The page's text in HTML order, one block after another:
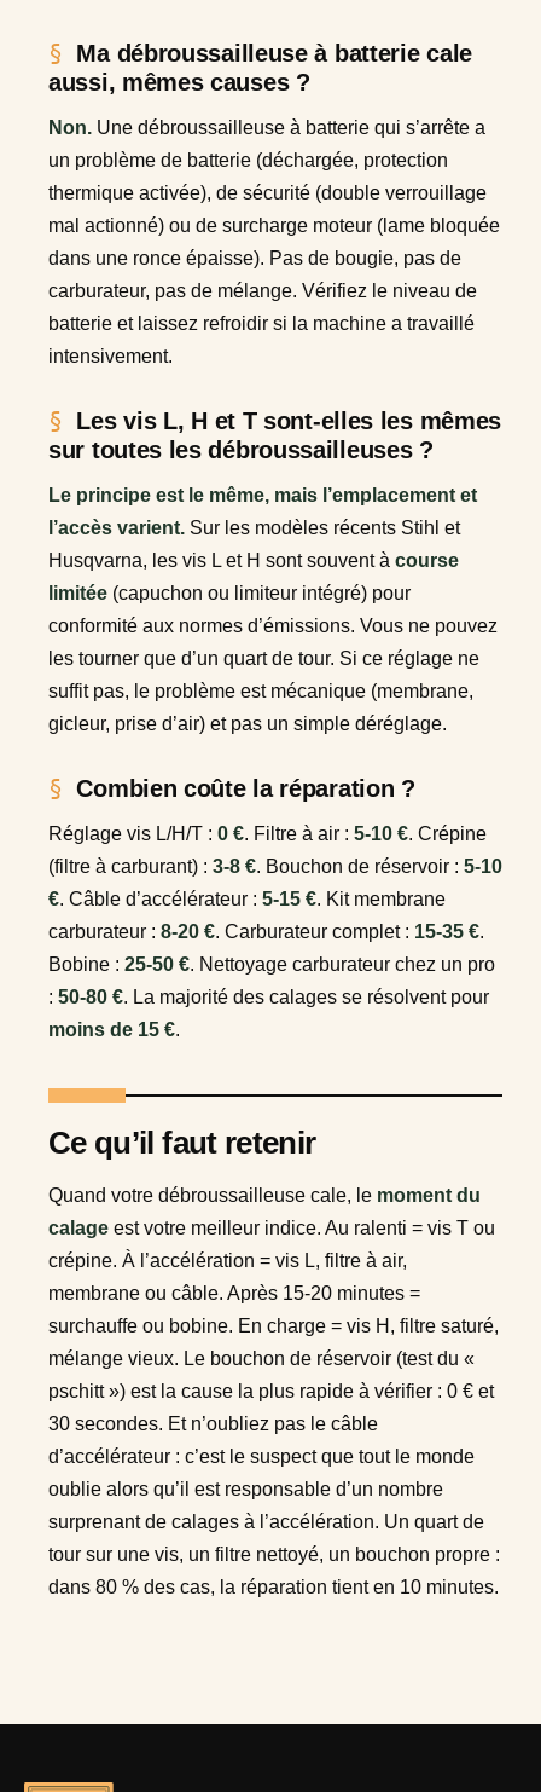
Ma débroussailleuse à batterie cale
aussi, mêmes causes ?
Non. Une débroussailleuse à batterie qui s’arrête a
un problème de batterie (déchargée, protection
thermique activée), de sécurité (double verrouillage
mal actionné) ou de surcharge moteur (lame bloquée
dans une ronce épaisse). Pas de bougie, pas de
carburateur, pas de mélange. Vérifiez le niveau de
batterie et laissez refroidir si la machine a travaillé
intensivement.
Les vis L, H et T sont-elles les mêmes
sur toutes les débroussailleuses ?
Le principe est le même, mais l’emplacement et
l’accès varient. Sur les modèles récents Stihl et
Husqvarna, les vis L et H sont souvent à course
limitée (capuchon ou limiteur intégré) pour
conformité aux normes d’émissions. Vous ne pouvez
les tourner que d’un quart de tour. Si ce réglage ne
suffit pas, le problème est mécanique (membrane,
gicleur, prise d’air) et pas un simple déréglage.
Combien coûte la réparation ?
Réglage vis L/H/T : 0 €. Filtre à air : 5-10 €. Crépine
(filtre à carburant) : 3-8 €. Bouchon de réservoir : 5-10
€. Câble d’accélérateur : 5-15 €. Kit membrane
carburateur : 8-20 €. Carburateur complet : 15-35 €.
Bobine : 25-50 €. Nettoyage carburateur chez un pro
: 50-80 €. La majorité des calages se résolvent pour
moins de 15 €.
Ce qu’il faut retenir
Quand votre débroussailleuse cale, le moment du
calage est votre meilleur indice. Au ralenti = vis T ou
crépine. À l’accélération = vis L, filtre à air,
membrane ou câble. Après 15-20 minutes =
surchauffe ou bobine. En charge = vis H, filtre saturé,
mélange vieux. Le bouchon de réservoir (test du «
pschitt ») est la cause la plus rapide à vérifier : 0 € et
30 secondes. Et n’oubliez pas le câble
d’accélérateur : c’est le suspect que tout le monde
oublie alors qu’il est responsable d’un nombre
surprenant de calages à l’accélération. Un quart de
tour sur une vis, un filtre nettoyé, un bouchon propre :
dans 80 % des cas, la réparation tient en 10 minutes.